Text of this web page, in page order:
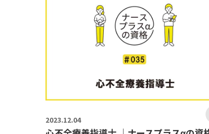
2023.12.04